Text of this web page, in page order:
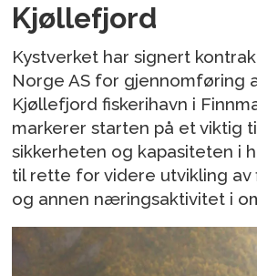
Kjøllefjord
Kystverket har signert
Norge AS for gjennomføring
Kjøllefjord fiskerihavn i
markerer starten på et viktig
sikkerheten og kapasiteten i
til rette for videre utvikling
og annen næringsaktivitet i